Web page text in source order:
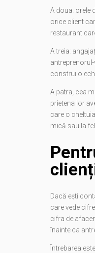
A doua: orele
orice client
restaurant
A treia:
construi o
A patra, cea
prietena lor
care o
mică sau la
Dacă ești
care vede
cifra de
înainte ca
Întrebarea